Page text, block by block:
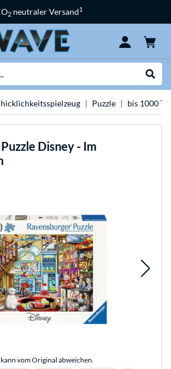
2 neutraler Versand1
Puzzle bis 1000
Puzzle Disney - Im
vom Original abweichen.